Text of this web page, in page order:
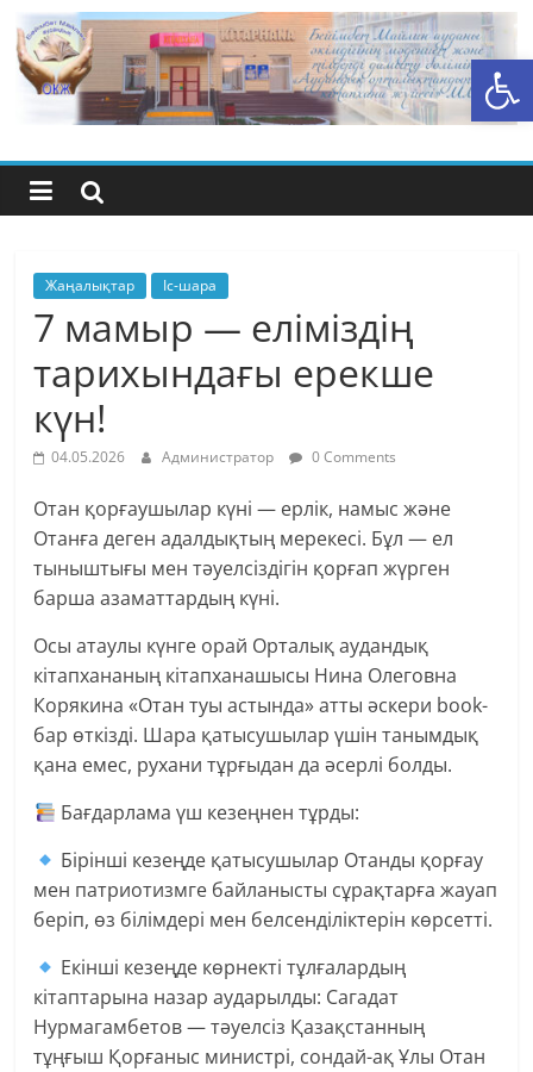
Open toolbar
Skip
to
content
Бейімбет
Майлин
ауданының
орталық
кітапхана
жүйесі
Жаңалықтар Іс-шара
7 мамыр — еліміздің
тарихындағы ерекше
күн!
04.05.2026 Администратор 0 Comments
Отан қорғаушылар күні — ерлік, намыс және
Отанға деген адалдықтың мерекесі. Бұл — ел
тыныштығы мен тәуелсіздігін қорғап жүрген
барша азаматтардың күні.
Осы атаулы күнге орай Орталық аудандық
кітапхананың кітапханашысы Нина Олеговна
Корякина «Отан туы астында» атты әскери book-
бар өткізді. Шара қатысушылар үшін танымдық
қана емес, рухани тұрғыдан да әсерлі болды.
Бағдарлама үш кезеңнен тұрды:
Бірінші кезеңде қатысушылар Отанды қорғау
мен патриотизмге байланысты сұрақтарға жауап
беріп, өз білімдері мен белсенділіктерін көрсетті.
Екінші кезеңде көрнекті тұлғалардың
кітаптарына назар аударылды: Сагадат
Нурмагамбетов — тәуелсіз Қазақстанның
тұңғыш Қорғаныс министрі, сондай-ақ Ұлы Отан